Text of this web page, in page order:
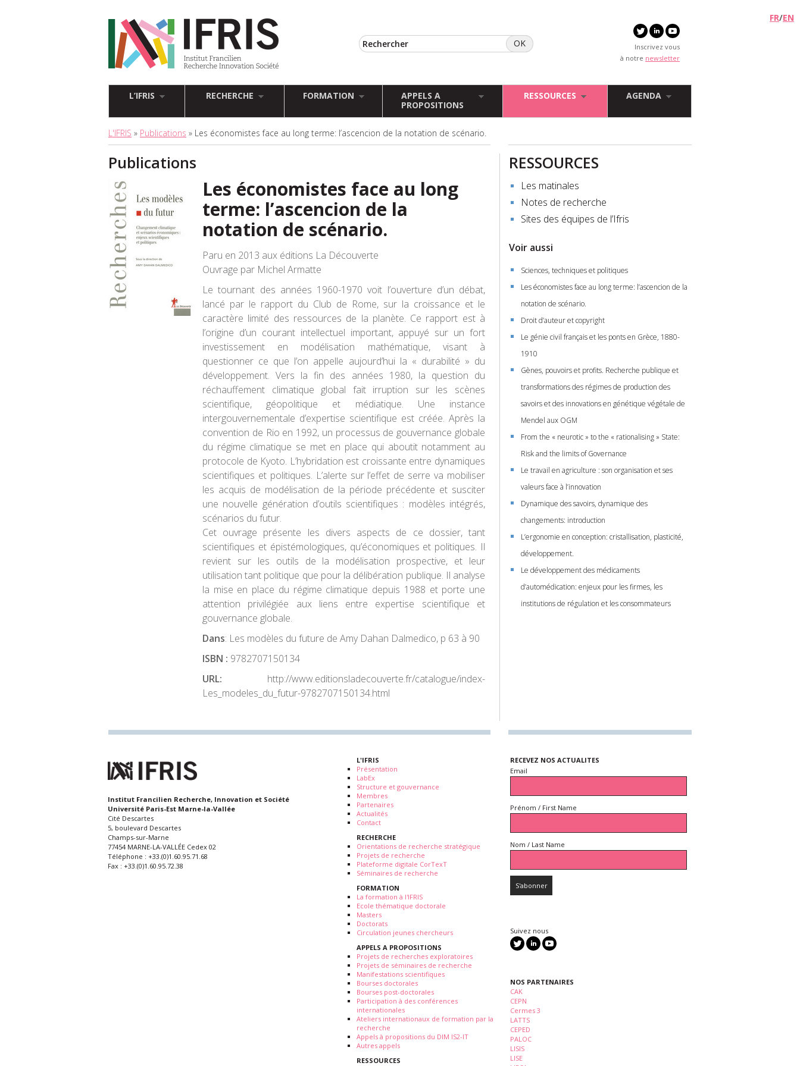
Inscrivez vous
à notre newsletter
FR/EN
L’IFRIS RECHERCHE FORMATION
APPELS A
PROPOSITIONS
RESSOURCES AGENDA
L'IFRIS » Publications » Les économistes face au long terme: l’ascencion de la notation de scénario.
Publications
Les économistes face au long
terme: l’ascencion de la
notation de scénario.
Paru en 2013 aux éditions La Découverte
Ouvrage par Michel Armatte
Le tournant des années 1960-1970 voit l’ouverture d’un débat,
lancé par le rapport du Club de Rome, sur la croissance et le
caractère limité des ressources de la planète. Ce rapport est à
l’origine d’un courant intellectuel important, appuyé sur un fort
investissement en modélisation mathématique, visant à
questionner ce que l’on appelle aujourd’hui la « durabilité » du
développement. Vers la fin des années 1980, la question du
réchauffement climatique global fait irruption sur les scènes
scientifique, géopolitique et médiatique. Une instance
intergouvernementale d’expertise scientifique est créée. Après la
convention de Rio en 1992, un processus de gouvernance globale
du régime climatique se met en place qui aboutit notamment au
protocole de Kyoto. L’hybridation est croissante entre dynamiques
scientifiques et politiques. L’alerte sur l’effet de serre va mobiliser
les acquis de modélisation de la période précédente et susciter
une nouvelle génération d’outils scientifiques : modèles intégrés,
scénarios du futur.
Cet ouvrage présente les divers aspects de ce dossier, tant
scientifiques et épistémologiques, qu’économiques et politiques. Il
revient sur les outils de la modélisation prospective, et leur
utilisation tant politique que pour la délibération publique. Il analyse
la mise en place du régime climatique depuis 1988 et porte une
attention privilégiée aux liens entre expertise scientifique et
gouvernance globale.
Dans: Les modèles du future de Amy Dahan Dalmedico, p 63 à 90
ISBN : 9782707150134
URL: http://www.editionsladecouverte.fr/catalogue/index-
Les_modeles_du_futur-9782707150134.html
RESSOURCES
Les matinales
Notes de recherche
Sites des équipes de l’Ifris
Voir aussi
Sciences, techniques et politiques
Les économistes face au long terme: l’ascencion de la
notation de scénario.
Droit d’auteur et copyright
Le génie civil français et les ponts en Grèce, 1880-
1910
Gènes, pouvoirs et profits. Recherche publique et
transformations des régimes de production des
savoirs et des innovations en génétique végétale de
Mendel aux OGM
From the « neurotic » to the « rationalising » State:
Risk and the limits of Governance
Le travail en agriculture : son organisation et ses
valeurs face à l’innovation
Dynamique des savoirs, dynamique des
changements: introduction
L’ergonomie en conception: cristallisation, plasticité,
développement.
Le développement des médicaments
d’automédication: enjeux pour les firmes, les
institutions de régulation et les consommateurs
Institut Francilien Recherche, Innovation et Société
Université Paris-Est Marne-la-Vallée
Cité Descartes
5, boulevard Descartes
Champs-sur-Marne
77454 MARNE-LA-VALLÉE Cedex 02
Téléphone : +33.(0)1.60.95.71.68
Fax : +33.(0)1.60.95.72.38
L'IFRIS
Présentation
LabEx
Structure et gouvernance
Membres
Partenaires
Actualités
Contact
RECHERCHE
Orientations de recherche stratégique
Projets de recherche
Plateforme digitale CorTexT
Séminaires de recherche
FORMATION
La formation à l'IFRIS
Ecole thématique doctorale
Masters
Doctorats
Circulation jeunes chercheurs
APPELS A PROPOSITIONS
Projets de recherches exploratoires
Projets de séminaires de recherche
Manifestations scientifiques
Bourses doctorales
Bourses post-doctorales
Participation à des conférences
internationales
Ateliers internationaux de formation par la
recherche
Appels à propositions du DIM IS2-IT
Autres appels
RESSOURCES
RECEVEZ NOS ACTUALITES
Email
Prénom / First Name
Nom / Last Name
Suivez nous
NOS PARTENAIRES
CAK
CEPN
Cermes 3
LATTS
CEPED
PALOC
LISIS
LISE